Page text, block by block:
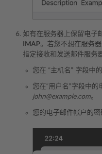
如有在服务器上保留电子
IMAP。若您不想在服务
指定接收和发送邮件服务
您在 “主机名” 字段中
您在“用户名”字段中的
john@example.com。
您的电子邮件帐户的密